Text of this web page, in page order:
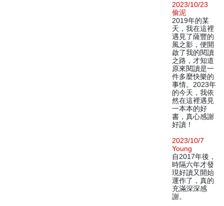
2023/10/23
偷泥
2019年的某
天，我在這裡
遇見了薩豐的
風之影，便開
啟了我的閱讀
之路，才知道
原來閱讀是一
件多麼快樂的
事情。2023年
的今天，我依
然在這裡遇見
一本本的好
書，真心感謝
好讀！
2023/10/7
Young
自2017年後，
時隔六年才發
現好讀又開始
運作了，真的
充滿深深感
謝。